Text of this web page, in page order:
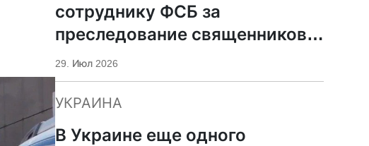
сотруднику ФСБ за
преследование священников
ПЦУ
29. Июл 2026
УКРАИНА
В Украине еще одного